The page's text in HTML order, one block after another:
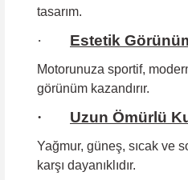
tasarım.
· Estetik
Motorunuza sportif,
görünüm kazandırır.
· Uzun Ömürlü
Yağmur, güneş, sıcak ve
karşı dayanıklıdır.